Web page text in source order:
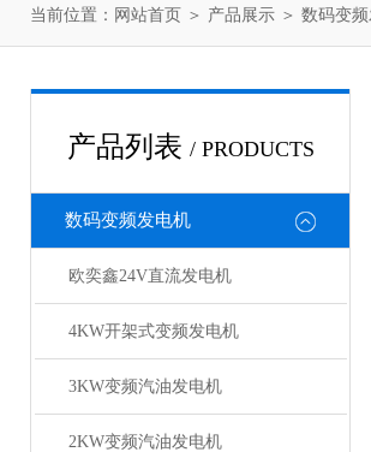
当前位置： 网站首页 ＞ 产品展示 ＞ 数码变
产品列表 / PRODUCTS
数码变频发电机
欧奕鑫24V直流发电机
4KW开架式变频发电机
3KW变频汽油发电机
2KW变频汽油发电机